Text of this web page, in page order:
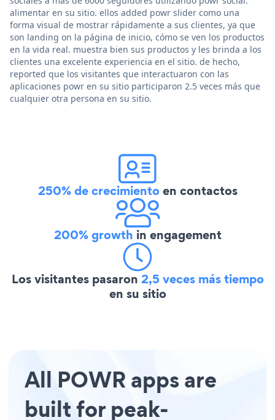
alimentar en su sitio. ellos added powr slider como una
forma visual de mostrar rápidamente a sus clientes, ya que
son landing on la página de inicio, cómo se ven los productos
en la vida real. muestra bien sus productos y les brinda a los
clientes una excelente experiencia en el sitio. de hecho,
reported que los visitantes que interactuaron con las
aplicaciones powr en su sitio participaron 2.5 veces más que
cualquier otra persona en su sitio.
250% de crecimientoen contactos
200% growth in engagement
Los visitantes pasaron 2,5 veces más tiempo
en su sitio
All POWR apps are
built for peak-